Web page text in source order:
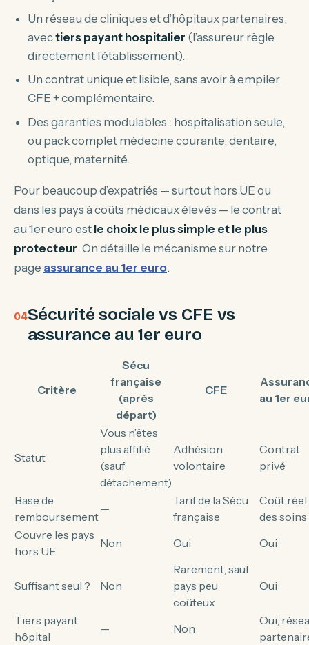
Un réseau de cliniques et d’hôpitaux partenaires,
avectiers payant hospitalier (l’assureur règle
directement l’établissement).
Un contrat unique et lisible, sans avoir à empiler
CFE + complémentaire.
Des garanties modulables : hospitalisation seule,
ou pack complet médecine courante, dentaire,
optique, maternité.
Pour beaucoup d’expatriés — surtout hors UE ou
dans les pays à coûts médicaux élevés — le contrat
au 1er euro est le choix le plus simple et le plus
protecteur. On détaille le mécanisme sur notre
page assurance au 1er euro.
Sécurité sociale vs CFE vs
assurance au 1er euro
Critère
Sécu
française
(après
départ)
CFE
au 1er
Statut
Vous n’êtes
plus affilié
(sauf
détachement)
Adhésion
volontaire
Contrat
privé
Base de
remboursement
—
Tarif de la Sécu
française
Coût réel
des soins
Couvre les pays
hors UE
Non Oui Oui
Suffisant seul ? Non
Rarement, sauf
pays peu
coûteux
Oui
Tiers payant
hôpital
— Non
Oui,